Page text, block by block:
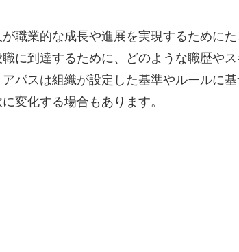
職業的な成長や進展を実現するために
に到達するために、どのような職歴や
パスは組織が設定した基準やルールに
変化する場合もあります。